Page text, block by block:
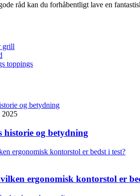
råd kan du forhåbentligt lave en
grill
toppings
2025
historie og betydning
ergonomisk kontorstol er